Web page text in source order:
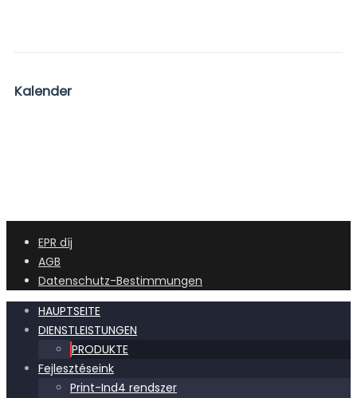
Kalender
EPR díj
AGB
Datenschutz-Bestimmungen
HAUPTSEITE
DIENSTLEISTUNGEN
PRODUKTE
Fejlesztéseink
Print-Ind4 rendszer